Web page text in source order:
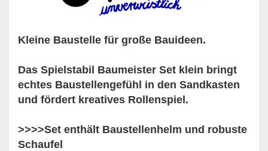
Kleine Baustelle für große Bauideen.
Das Spielstabil Baumeister Set klein bringt
echtes Baustellengefühl in den Sandkasten
und fördert kreatives Rollenspiel.
>>>>Set enthält Baustellenhelm und robuste
Schaufel